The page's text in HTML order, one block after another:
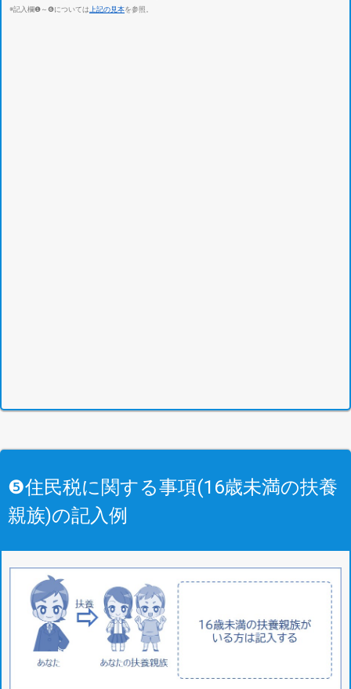
※記入欄❶～❻については 上記の見本を参照。
❺住民税に関する事項(16歳未満の扶養
親族)の記入例